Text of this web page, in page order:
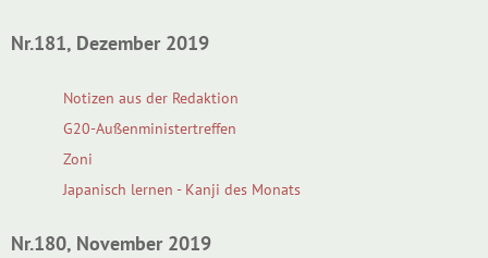
Nr.181, Dezember 2019
Notizen aus der Redaktion
G20-Außenministertreffen
Zoni
Japanisch lernen - Kanji des Monats
Nr.180, November 2019